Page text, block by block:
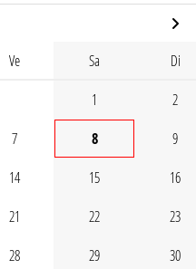
Ve Sa Di
1 2
7 8 9
14 15 16
21 22 23
28 29 30